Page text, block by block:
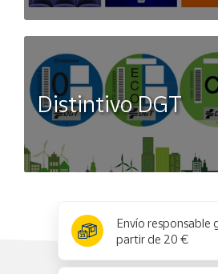
Distintivo DGT
Envío responsable
partir de 20 €